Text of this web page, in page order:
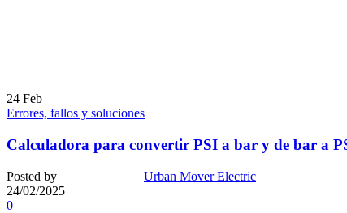
24 Feb
Errores, fallos y soluciones
Calculadora para convertir PSI a bar y de bar a
Posted by
Urban Mover Electric
24/02/2025
0